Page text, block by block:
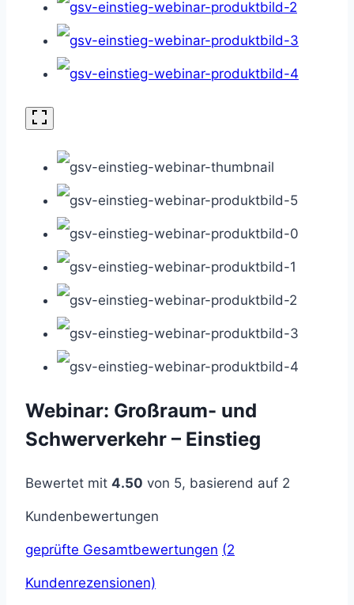
Webinar: Großraum- und
Schwerverkehr – Einstieg
Bewertet mit 4.50 von 5, basierend auf 2
Kundenbewertungen
geprüfte Gesamtbewertungen (2
Kundenrezensionen)